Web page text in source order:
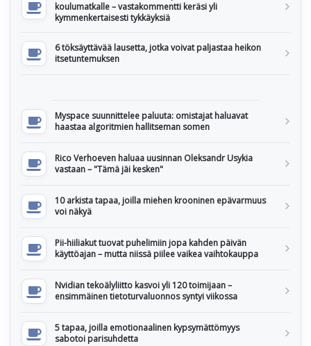
koulumatkalle – vastakommentti keräsi yli
kymmenkertaisesti tykkäyksiä
6 töksäyttävää lausetta, jotka voivat paljastaa heikon
itsetuntemuksen
Myspace suunnittelee paluuta: omistajat haluavat
haastaa algoritmien hallitseman somen
Rico Verhoeven haluaa uusinnan Oleksandr Usykia
vastaan – "Tämä jäi kesken"
10 arkista tapaa, joilla miehen krooninen epävarmuus
voi näkyä
Pii-hiiliakut tuovat puhelimiin jopa kahden päivän
käyttöajan – mutta niissä piilee vaikea vaihtokauppa
Nvidian tekoälyliitto kasvoi yli 120 toimijaan –
ensimmäinen tietoturvaluonnos syntyi viikossa
5 tapaa, joilla emotionaalinen kypsymättömyys
sabotoi parisuhdetta